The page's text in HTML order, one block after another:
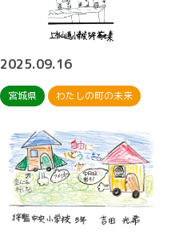
2025.09.16
宮城県 わたしの町の未来